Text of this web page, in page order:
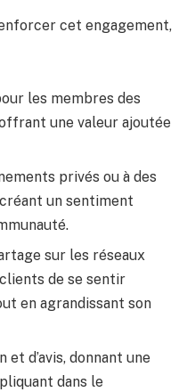
cet engagement,
les membres des
une valeur ajoutée
privés ou à des
un sentiment
sur les réseaux
de se sentir
en agrandissant son
d’avis, donnant une
dans le